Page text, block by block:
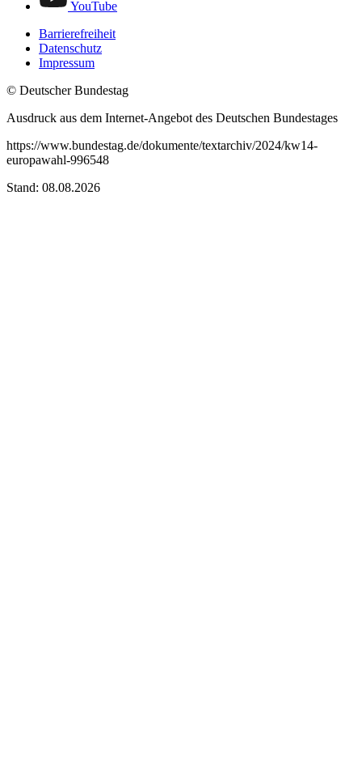
YouTube
Barrierefreiheit
Datenschutz
Impressum
© Deutscher Bundestag
Ausdruck aus dem Internet-Angebot des Deutschen Bundestages
https://www.bundestag.de/dokumente/textarchiv/2024/kw14-
europawahl-996548
Stand: 08.08.2026